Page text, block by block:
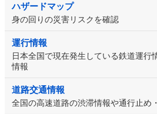
ハザードマップ
身の回りの災害リスクを確認
運行情報
日本全国で現在発生している鉄道運行
情報
道路交通情報
全国の高速道路の渋滞情報や通行止め